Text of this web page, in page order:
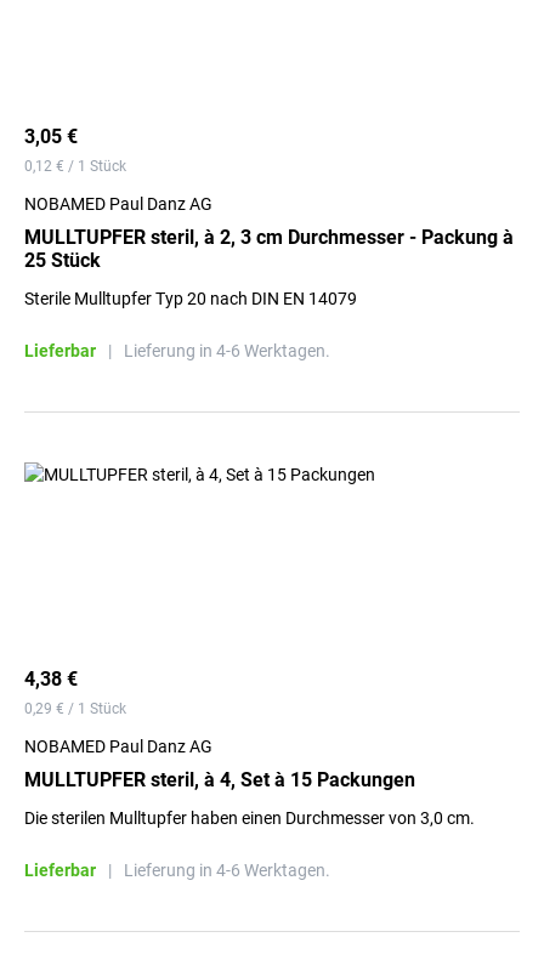
3,05 €
0,12 € / 1 Stück
NOBAMED Paul Danz AG
MULLTUPFER steril, à 2, 3 cm Durchmesser - Packung à
25 Stück
Sterile Mulltupfer Typ 20 nach DIN EN 14079
Lieferbar | Lieferung in 4-6 Werktagen.
4,38 €
0,29 € / 1 Stück
NOBAMED Paul Danz AG
MULLTUPFER steril, à 4, Set à 15 Packungen
Die sterilen Mulltupfer haben einen Durchmesser von 3,0 cm.
Lieferbar | Lieferung in 4-6 Werktagen.